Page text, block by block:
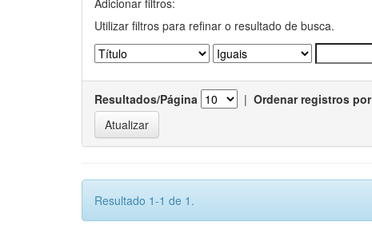
Adicionar filtros:
Utilizar filtros para refinar o resultado de busca.
Resultados/Página | Ordenar registros por
Resultado 1-1 de 1.